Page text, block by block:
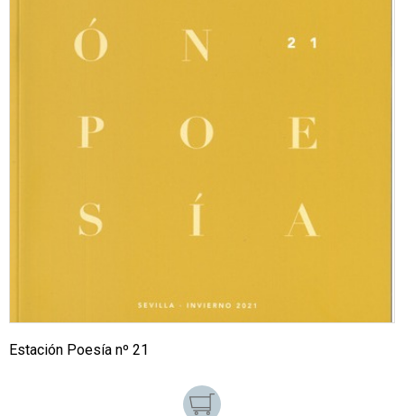
Estación Poesía nº 21